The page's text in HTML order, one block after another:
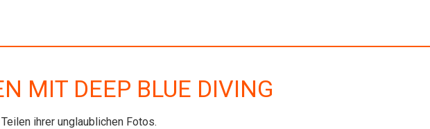
MIT DEEP BLUE DIVING
ihrer unglaublichen Fotos.